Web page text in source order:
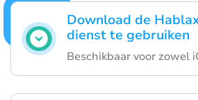
Download de
dienst te gebruiken
Beschikbaar voor zowel